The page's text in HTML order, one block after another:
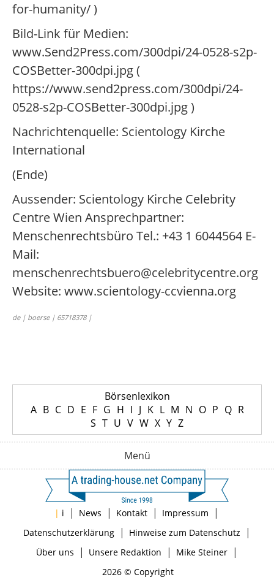
for-humanity/ )
Bild-Link für Medien:
www.Send2Press.com/300dpi/24-0528-s2p-
COSBetter-300dpi.jpg (
https://www.send2press.com/300dpi/24-
0528-s2p-COSBetter-300dpi.jpg )
Nachrichtenquelle: Scientology Kirche
International
(Ende)
Aussender: Scientology Kirche Celebrity
Centre Wien Ansprechpartner:
Menschenrechtsbüro Tel.: +43 1 6044564 E-
Mail:
menschenrechtsbuero@celebritycentre.org
Website: www.scientology-ccvienna.org
de | boerse | 65718378 |
Börsenlexikon
A B C D E F G H I J K L M N O P Q R
S T U V W X Y Z
Menü
| i | News | Kontakt | Impressum |
Datenschutzerklärung| Hinweise zum Datenschutz |
Über uns | Unsere Redaktion | Mike Steiner|
2026 © Copyright